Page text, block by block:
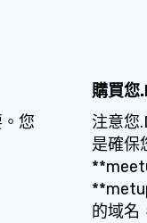
您
購買您
注意您
是確保
的域名